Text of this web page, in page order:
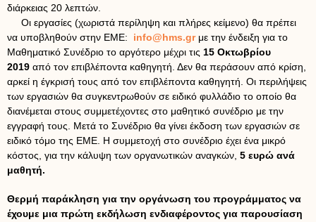
διάρκειας 20 λεπτών.
Οι εργασίες (χωριστά περίληψη και πλήρες κείμενο) θα πρέπει
να υποβληθούν στην ΕΜΕ:
info@hms.grμε την ένδειξη για το
Μαθηματικό Συνέδριο το αργότερο μέχρι τις 15 Οκτωβρίου
2019 από τον επιβλέποντα καθηγητή. Δεν θα περάσουν από κρίση,
αρκεί η έγκρισή τους από τον επιβλέποντα καθηγητή. Οι περιλήψεις
των εργασιών θα συγκεντρωθούν σε ειδικό φυλλάδιο το οποίο θα
διανέμεται στους συμμετέχοντες στο μαθητικό συνέδριο με την
εγγραφή τους. Μετά το Συνέδριο θα γίνει έκδοση των εργασιών σε
ειδικό τόμο της ΕΜΕ. Η συμμετοχή στο συνέδριο έχει ένα μικρό
κόστος, για την κάλυψη των οργανωτικών αναγκών, 5 ευρώ ανά
μαθητή.
Θερμή παράκληση για την οργάνωση του προγράμματος να
έχουμε μια πρώτη εκδήλωση ενδιαφέροντος για παρουσίαση